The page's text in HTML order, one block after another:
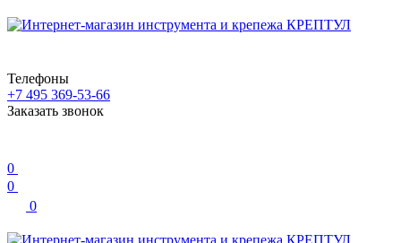
Телефоны
+7 495 369-53-66
Заказать звонок
0
0
0